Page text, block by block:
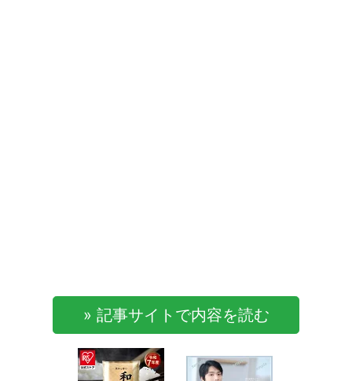
» 記事サイトで内容を読む